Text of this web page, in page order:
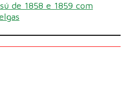
de 1858 e 1859 com